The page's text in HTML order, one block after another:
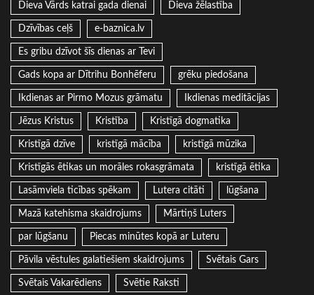
Dieva Vārds katrai gada dienai Dieva žēlastība
Dzīvības ceļš e-baznica.lv
Es gribu dzīvot šīs dienas ar Tevi
Gads kopa ar Dītrihu Bonhēferu grēku piedošana
Ikdienas ar Pirmo Mozus grāmatu Ikdienas meditācijas
Jēzus Kristus Kristība Kristīgā dogmatika
Kristīgā dzīve kristīgā mācība kristīgā mūzika
Kristīgās ētikas un morāles rokasgrāmata kristīgā ētika
Lasāmviela ticības spēkam Lutera citāti lūgšana
Mazā katehisma skaidrojums Mārtiņš Luters
par lūgšanu Piecas minūtes kopā ar Luteru
Pāvila vēstules galatiešiem skaidrojums Svētais Gars
Svētais Vakarēdiens Svētie Raksti